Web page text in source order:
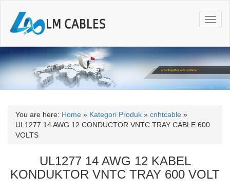
T
o
g
l
n
a
You are here: Home » Kategori Produk » cnhtcable »
UL1277 14 AWG 12 CONDUCTOR VNTC TRAY CABLE 600
VOLTS
UL1277 14 AWG 12 KABEL
KONDUKTOR VNTC TRAY 600 VOLT